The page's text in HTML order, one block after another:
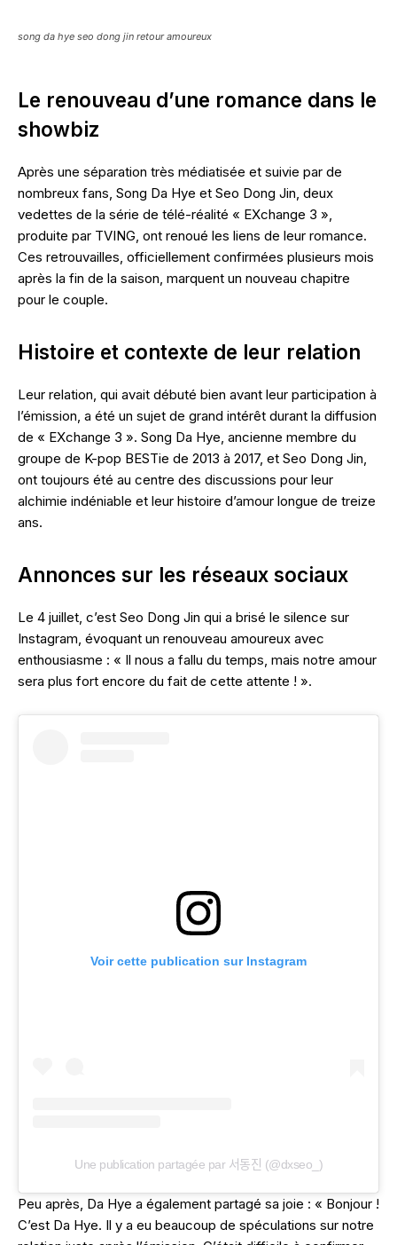
song da hye seo dong jin retour amoureux
Le renouveau d’une romance dans le
showbiz
Après une séparation très médiatisée et suivie par de
nombreux fans, Song Da Hye et Seo Dong Jin, deux
vedettes de la série de télé-réalité « EXchange 3 »,
produite par TVING, ont renoué les liens de leur romance.
Ces retrouvailles, officiellement confirmées plusieurs mois
après la fin de la saison, marquent un nouveau chapitre
pour le couple.
Histoire et contexte de leur relation
Leur relation, qui avait débuté bien avant leur participation à
l’émission, a été un sujet de grand intérêt durant la diffusion
de « EXchange 3 ». Song Da Hye, ancienne membre du
groupe de K-pop BESTie de 2013 à 2017, et Seo Dong Jin,
ont toujours été au centre des discussions pour leur
alchimie indéniable et leur histoire d’amour longue de treize
ans.
Annonces sur les réseaux sociaux
Le 4 juillet, c’est Seo Dong Jin qui a brisé le silence sur
Instagram, évoquant un renouveau amoureux avec
enthousiasme : « Il nous a fallu du temps, mais notre amour
sera plus fort encore du fait de cette attente ! ».
Voir cette publication sur Instagram
Une publication partagée par 서동진 (@dxseo_)
Peu après, Da Hye a également partagé sa joie : « Bonjour !
C’est Da Hye. Il y a eu beaucoup de spéculations sur notre